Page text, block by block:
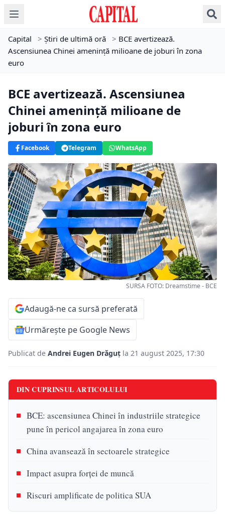
Capital > Știri de ultimă oră > BCE avertizează.
Ascensiunea Chinei amenință milioane de joburi în zona
euro
BCE avertizează. Ascensiunea
Chinei amenință milioane de
joburi în zona euro
Facebook Telegram WhatsApp
SURSA FOTO: Dreamstime - BCE
Adaugă-ne ca sursă preferată
Urmărește pe Google News
Publicat de Andrei Eugen Drăguț la 21 august 2025, 17:30
DIN CUPRINSUL ARTICOLULUI
BCE: ascensiunea Chinei în industriile strategice
pune în pericol angajarea în zona euro
China avansează în sectoarele strategice
Impact asupra forței de muncă
Riscuri amplificate de politica SUA